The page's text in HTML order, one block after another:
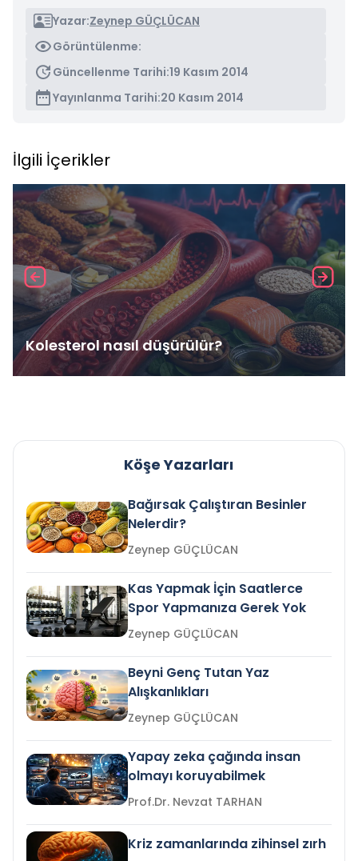
Yazar:Zeynep GÜÇLÜCAN
Görüntülenme:
Güncellenme Tarihi:19 Kasım 2014
Yayınlanma Tarihi:20 Kasım 2014
İlgili İçerikler
Kolesterol nasıl düşürülür?
Köşe Yazarları
Bağırsak Çalıştıran Besinler
Nelerdir?
Zeynep GÜÇLÜCAN
Kas Yapmak İçin Saatlerce
Spor Yapmanıza Gerek Yok
Zeynep GÜÇLÜCAN
Beyni Genç Tutan Yaz
Alışkanlıkları
Zeynep GÜÇLÜCAN
Yapay zeka çağında insan
olmayı koruyabilmek
Prof.Dr. Nevzat TARHAN
Kriz zamanlarında zihinsel zırh